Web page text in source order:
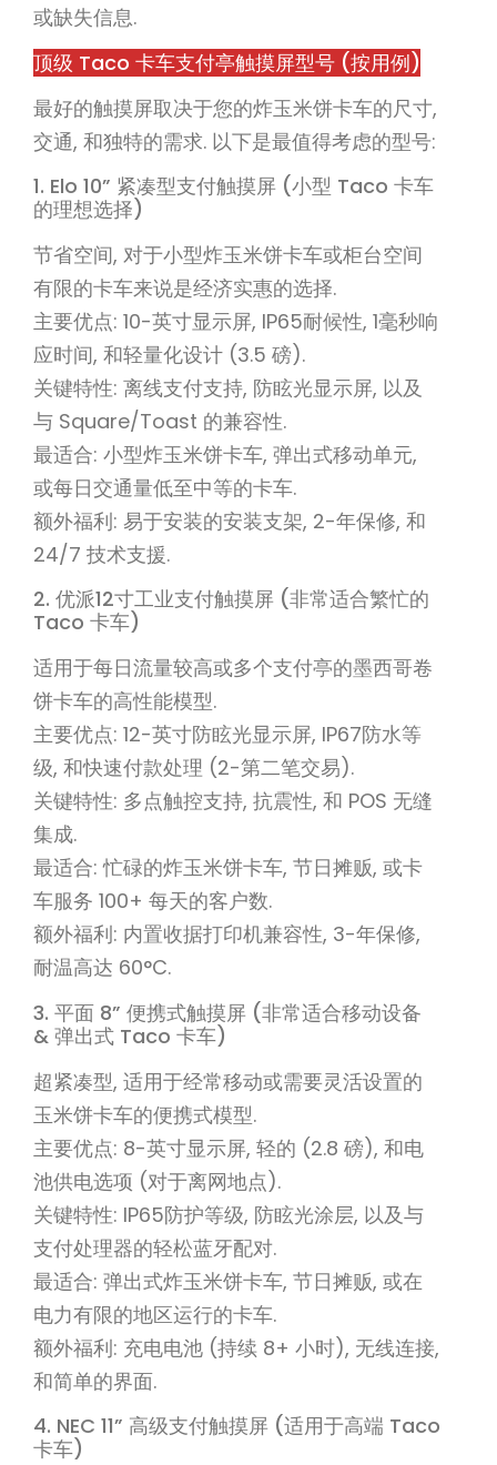
或缺失信息.
顶级 Taco 卡车支付亭触摸屏型号 (按用例)
最好的触摸屏取决于您的炸玉米饼卡车的尺寸,
交通, 和独特的需求. 以下是最值得考虑的型号:
1. Elo 10” 紧凑型支付触摸屏 (小型 Taco 卡车
的理想选择)
节省空间, 对于小型炸玉米饼卡车或柜台空间
有限的卡车来说是经济实惠的选择.
主要优点: 10-英寸显示屏, IP65耐候性, 1毫秒响
应时间, 和轻量化设计 (3.5 磅).
关键特性: 离线支付支持, 防眩光显示屏, 以及
与 Square/Toast 的兼容性.
最适合: 小型炸玉米饼卡车, 弹出式移动单元,
或每日交通量低至中等的卡车.
额外福利: 易于安装的安装支架, 2-年保修, 和
24/7 技术支援.
2. 优派12寸工业支付触摸屏 (非常适合繁忙的
Taco 卡车)
适用于每日流量较高或多个支付亭的墨西哥卷
饼卡车的高性能模型.
主要优点: 12-英寸防眩光显示屏, IP67防水等
级, 和快速付款处理 (2-第二笔交易).
关键特性: 多点触控支持, 抗震性, 和 POS 无缝
集成.
最适合: 忙碌的炸玉米饼卡车, 节日摊贩, 或卡
车服务 100+ 每天的客户数.
额外福利: 内置收据打印机兼容性, 3-年保修,
耐温高达 60°C.
3. 平面 8” 便携式触摸屏 (非常适合移动设备
& 弹出式 Taco 卡车)
超紧凑型, 适用于经常移动或需要灵活设置的
玉米饼卡车的便携式模型.
主要优点: 8-英寸显示屏, 轻的 (2.8 磅), 和电
池供电选项 (对于离网地点).
关键特性: IP65防护等级, 防眩光涂层, 以及与
支付处理器的轻松蓝牙配对.
最适合: 弹出式炸玉米饼卡车, 节日摊贩, 或在
电力有限的地区运行的卡车.
额外福利: 充电电池 (持续 8+ 小时), 无线连接,
和简单的界面.
4. NEC 11” 高级支付触摸屏 (适用于高端 Taco
卡车)